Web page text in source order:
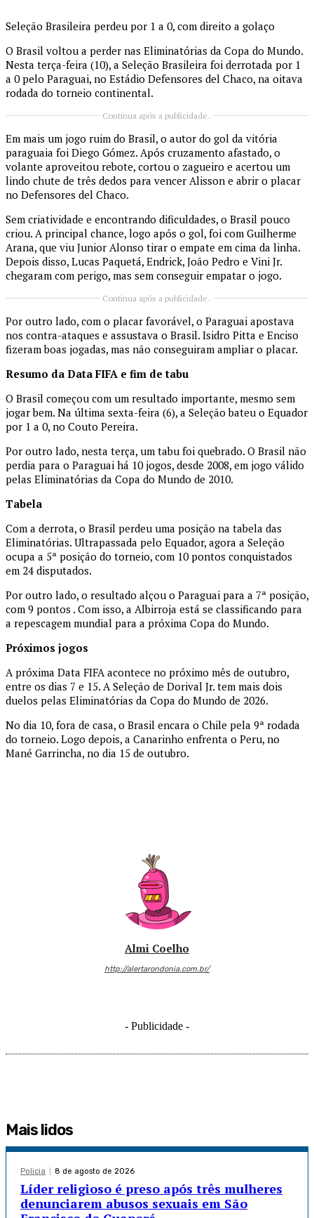
Seleção Brasileira perdeu por 1 a 0, com direito a golaço
O Brasil voltou a perder nas Eliminatórias da Copa do Mundo.
Nesta terça-feira (10), a Seleção Brasileira foi derrotada por 1
a 0 pelo Paraguai, no Estádio Defensores del Chaco, na oitava
rodada do torneio continental.
Continua após a publicidade..
Em mais um jogo ruim do Brasil, o autor do gol da vitória
paraguaia foi Diego Gómez. Após cruzamento afastado, o
volante aproveitou rebote, cortou o zagueiro e acertou um
lindo chute de três dedos para vencer Alisson e abrir o placar
no Defensores del Chaco.
Sem criatividade e encontrando dificuldades, o Brasil pouco
criou. A principal chance, logo após o gol, foi com Guilherme
Arana, que viu Junior Alonso tirar o empate em cima da linha.
Depois disso, Lucas Paquetá, Endrick, João Pedro e Vini Jr.
chegaram com perigo, mas sem conseguir empatar o jogo.
Continua após a publicidade..
Por outro lado, com o placar favorável, o Paraguai apostava
nos contra-ataques e assustava o Brasil. Isidro Pitta e Enciso
fizeram boas jogadas, mas não conseguiram ampliar o placar.
Resumo da Data FIFA e fim de tabu
O Brasil começou com um resultado importante, mesmo sem
jogar bem. Na última sexta-feira (6), a Seleção bateu o Equador
por 1 a 0, no Couto Pereira.
Por outro lado, nesta terça, um tabu foi quebrado. O Brasil não
perdia para o Paraguai há 10 jogos, desde 2008, em jogo válido
pelas Eliminatórias da Copa do Mundo de 2010.
Tabela
Com a derrota, o Brasil perdeu uma posição na tabela das
Eliminatórias. Ultrapassada pelo Equador, agora a Seleção
ocupa a 5ª posição do torneio, com 10 pontos conquistados
em 24 disputados.
Por outro lado, o resultado alçou o Paraguai para a 7ª posição,
com 9 pontos . Com isso, a Albirroja está se classificando para
a repescagem mundial para a próxima Copa do Mundo.
Próximos jogos
A próxima Data FIFA acontece no próximo mês de outubro,
entre os dias 7 e 15. A Seleção de Dorival Jr. tem mais dois
duelos pelas Eliminatórias da Copa do Mundo de 2026.
No dia 10, fora de casa, o Brasil encara o Chile pela 9ª rodada
do torneio. Logo depois, a Canarinho enfrenta o Peru, no
Mané Garrincha, no dia 15 de outubro.
Almi Coelho
http://alertarondonia.com.br/
- Publicidade -
Mais lidos
Policia 8 de agosto de 2026
Líder religioso é preso após três mulheres
denunciarem abusos sexuais em São